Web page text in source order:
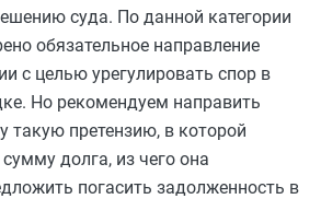
суда. По данной категории
обязательное направление
с целью урегулировать спор в
Но рекомендуем направить
такую претензию, в которой
долга, из чего она
погасить задолженность в